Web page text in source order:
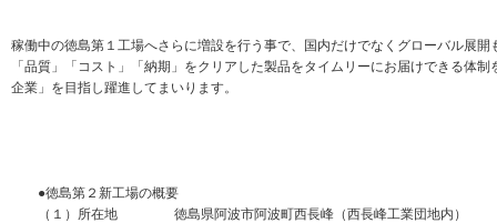
稼働中の徳島第１工場へさらに増設を行う事で、国内だけでなくグローバル展
「品質」「コスト」「納期」をクリアした製品をタイムリーにお届けできる体
企業」を目指し躍進してまいります。
●徳島第２新工場の概要
（１）所在地 徳島県阿波市阿波町西長峰（西長峰工業団地内）